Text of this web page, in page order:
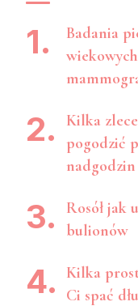
Badania
Kilka
pogodzić
nadgodzin
Rosół jak
bulionów
Kilka
Ci spać